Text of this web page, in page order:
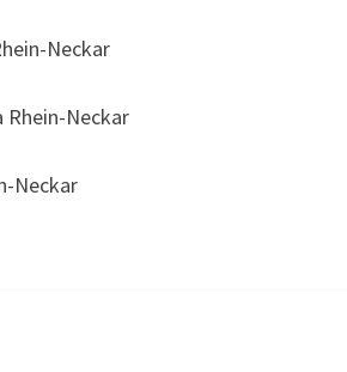
Neckar
Rhein-Neckar
Neckar